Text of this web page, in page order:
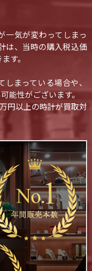
一気が変わってしまっ
は、当時の購入税込価
す。
まっている場合や、
能性がございます。
円以上の時計が買取対